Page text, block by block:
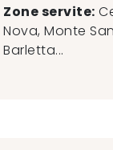
Zone servite:
Nova, Monte
Barletta...